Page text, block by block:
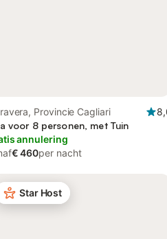
Provincie Cagliari
voor 8 personen, met Tuin
annulering
€ 460per nacht
Star Host